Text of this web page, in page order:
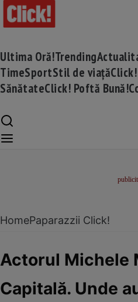
Ultima Oră!Trending
TimeSportStil de viață
SănătateClick! Poftă Bună!
HomePaparazzii Click!
Actorul Michele
Capitală. Unde